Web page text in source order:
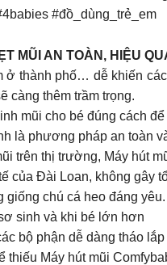
#đồ_dùng_trẻ_em
MŨI AN TOÀN, HIỆU
ở thành phố… dễ khiến
càng thêm trầm trọng.
mũi cho bé đúng cách
là phương pháp an toàn
trên thị trường, Máy hút
của Đài Loan, không
giống chú cá heo đáng
sinh và khi bé lớn hơn
bộ phận dễ dàng tháo
thiếu Máy hút mũi